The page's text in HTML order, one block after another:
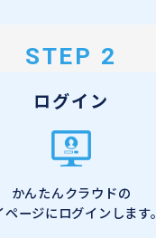
STEP 2
ログイン
かんたんクラウドの
ページにログインします。